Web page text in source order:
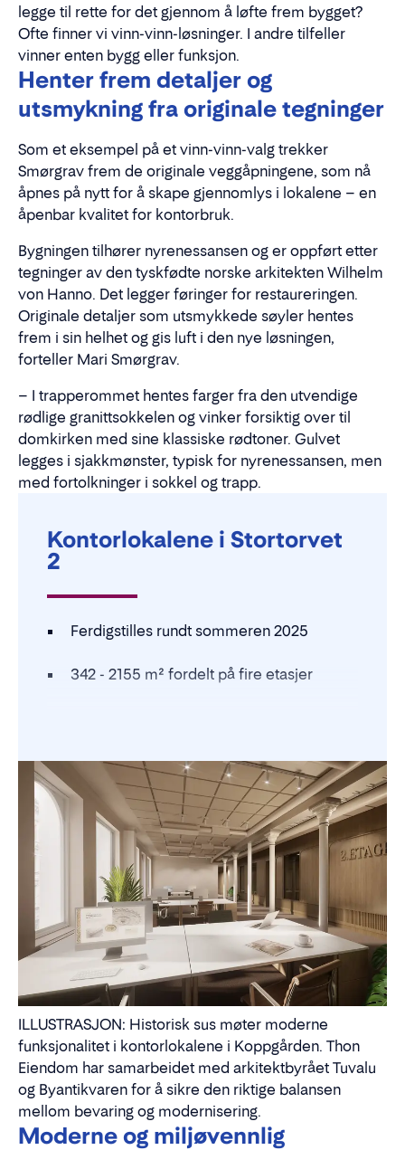
legge til rette for det gjennom å løfte frem bygget?
Ofte finner vi vinn-vinn-løsninger. I andre tilfeller
vinner enten bygg eller funksjon.
Henter frem detaljer og
utsmykning fra originale tegninger
Som et eksempel på et vinn-vinn-valg trekker
Smørgrav frem de originale veggåpningene, som nå
åpnes på nytt for å skape gjennomlys i lokalene – en
åpenbar kvalitet for kontorbruk.
Bygningen tilhører nyrenessansen og er oppført etter
tegninger av den tyskfødte norske arkitekten Wilhelm
von Hanno. Det legger føringer for restaureringen.
Originale detaljer som utsmykkede søyler hentes
frem i sin helhet og gis luft i den nye løsningen,
forteller Mari Smørgrav.
– I trapperommet hentes farger fra den utvendige
rødlige granittsokkelen og vinker forsiktig over til
domkirken med sine klassiske rødtoner. Gulvet
legges i sjakkmønster, typisk for nyrenessansen, men
med fortolkninger i sokkel og trapp.
Kontorlokalene i Stortorvet
2
Ferdigstilles rundt sommeren 2025
342 - 2155 m² fordelt på fire etasjer
møterom, lager, toaletter
Fleksible løsninger gjør at mye kan
tilpasses leietakers behov
Høy detaljgrad, god kvalitet og
skreddersøm er gjennomgående i
interiøret
Er du på jakt etter nye kontorlokaler?Les mer
om Stortorvet 2
ILLUSTRASJON: Historisk sus møter moderne
funksjonalitet i kontorlokalene i Koppgården. Thon
Eiendom har samarbeidet med arkitektbyrået Tuvalu
og Byantikvaren for å sikre den riktige balansen
mellom bevaring og modernisering.
Moderne og miljøvennlig